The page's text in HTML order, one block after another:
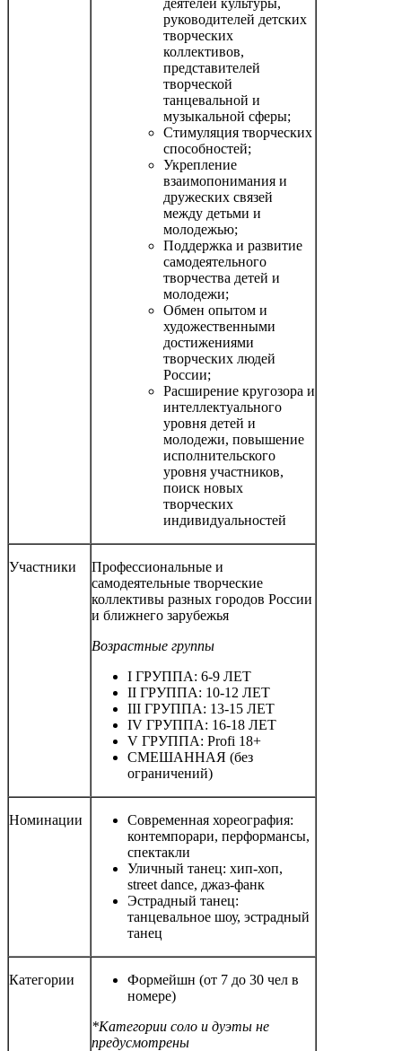
руководителей детских
творческих
коллективов,
представителей
творческой
танцевальной и
музыкальной сферы;
Стимуляция творческих
способностей;
Укрепление
взаимопонимания и
дружеских связей
между детьми и
молодежью;
Поддержка и развитие
самодеятельного
творчества детей и
молодежи;
Обмен опытом и
художественными
достижениями
творческих людей
России;
Расширение кругозора и
интеллектуального
уровня детей и
молодежи, повышение
исполнительского
уровня участников,
поиск новых
творческих
индивидуальностей
Участники
Профессиональные и
самодеятельные творческие
коллективы разных городов России
и ближнего зарубежья
Возрастные группы
І ГРУППА: 6-9 ЛЕТ
ІІ ГРУППА: 10-12 ЛЕТ
III ГРУППА: 13-15 ЛЕТ
IV ГРУППА: 16-18 ЛЕТ
V ГРУППА: Profi 18+
СМЕШАННАЯ (без
ограничений)
Номинации
Современная хореография:
контемпорари, перформансы,
спектакли
Уличный танец: хип-хоп,
street dance, джаз-фанк
Эстрадный танец:
танцевальное шоу, эстрадный
танец
Категории
Формейшн (от 7 до 30 чел в
номере)
*Категории соло и дуэты не
предусмотрены